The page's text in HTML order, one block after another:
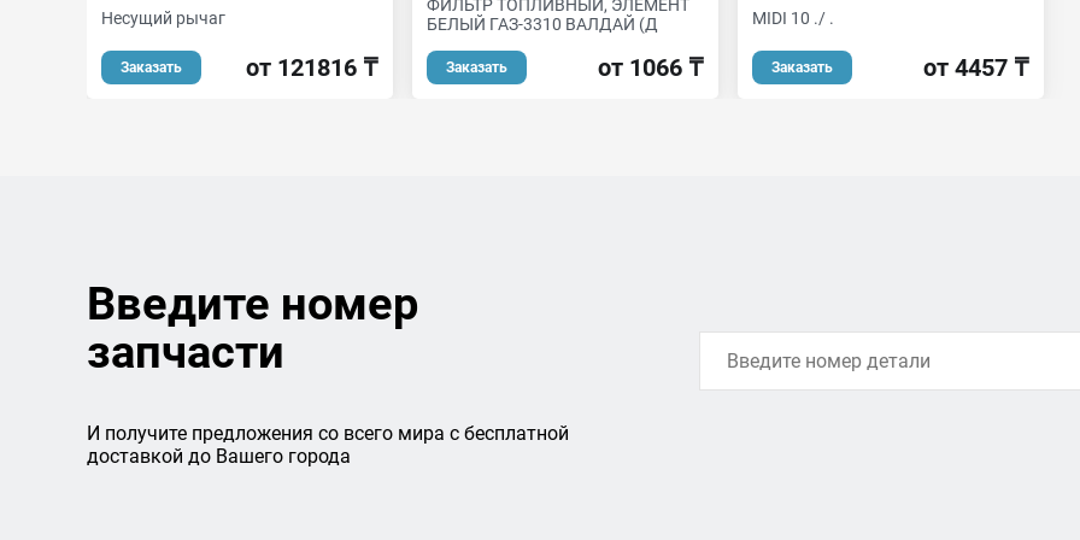
Несущий рычаг
Заказать от 121816 ₸
ФИЛЬТР ТОПЛИВНЫЙ, ЭЛЕМЕНТ
БЕЛЫЙ ГАЗ-3310 ВАЛДАЙ (Д
Заказать от 1066 ₸
MIDI 10 ./ .
Заказать от 4457 ₸
Введите номер
запчасти
И получите предложения со всего мира с бесплатной
доставкой до Вашего города